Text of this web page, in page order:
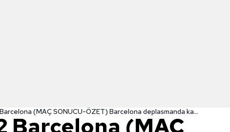
Almeria 0-2 Barcelona (MAÇ SONUCU-ÖZET) Barcelona deplasmanda kazandı!
Barcelona (MAÇ